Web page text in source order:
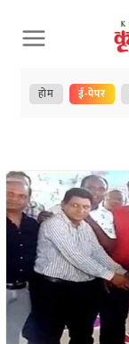
Skip
to
content
होम ई-पेपर